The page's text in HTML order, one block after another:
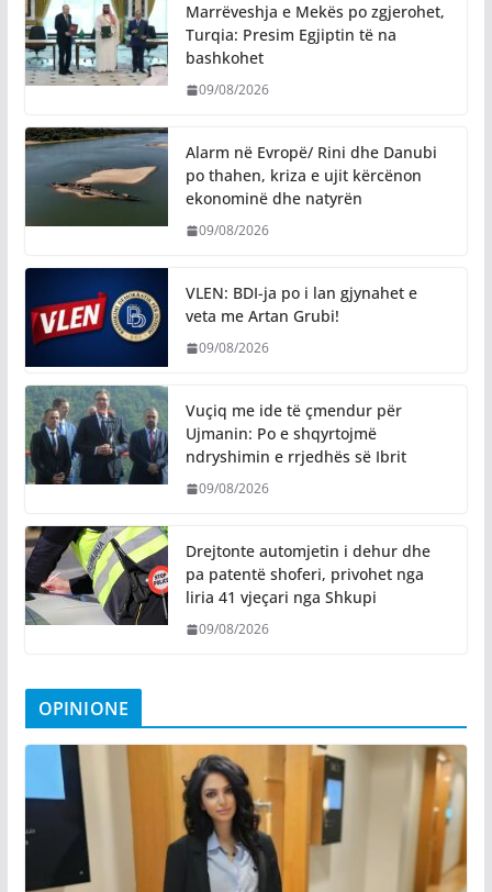
Marrëveshja e Mekës po zgjerohet,
Turqia: Presim Egjiptin të na
bashkohet
09/08/2026
Alarm në Evropë/ Rini dhe Danubi
po thahen, kriza e ujit kërcënon
ekonominë dhe natyrën
09/08/2026
VLEN: BDI-ja po i lan gjynahet e
veta me Artan Grubi!
09/08/2026
​Vuçiq me ide të çmendur për
Ujmanin: Po e shqyrtojmë
ndryshimin e rrjedhës së Ibrit
09/08/2026
Drejtonte automjetin i dehur dhe
pa patentë shoferi, privohet nga
liria 41 vjeçari nga Shkupi
09/08/2026
OPINIONE